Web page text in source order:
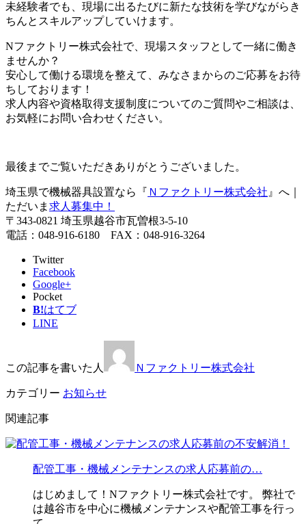
未経験者でも、現場に出るたびに新たな技術を学びながらき
ちんとスキルアップしていけます。
Nファクトリー株式会社で、現場スタッフとして一緒に働き
ませんか？
安心して働ける環境を整えて、みなさまからのご応募をお待
ちしております！
求人内容や資格取得支援制度についてのご質問やご相談は、
お気軽にお問い合わせください。
最後までご覧いただきありがとうございました。
埼玉県で機械器具設置なら『 Ｎファクトリー株式会社 』へ｜
ただいま 求人募集中！
〒343-0821 埼玉県越谷市瓦曽根3-5-10
電話：048-916-6180 FAX：048-916-3264
Twitter
Facebook
Google+
Pocket
B!はてブ
LINE
この記事を書いた人 Ｎファクトリー株式会社
カテゴリー お知らせ
関連記事
配管工事・機械メンテナンスの求人応募前の…
はじめまして！Nファクトリー株式会社です。 弊社で
は越谷市を中心に機械メンテナンスや配管工事を行っ